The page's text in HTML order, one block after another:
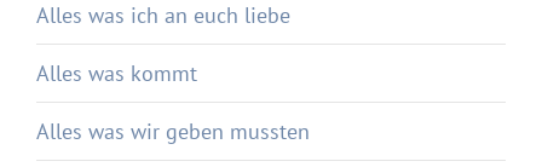
Alles was ich an euch liebe
Alles was kommt
Alles was wir geben mussten